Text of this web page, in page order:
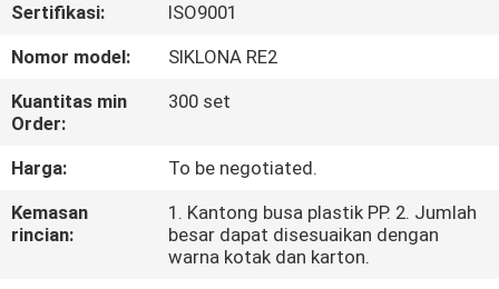
KAMI
TUR
PABRIK
KONTROL
KUALITAS
Sertifikasi:
ISO9001
Nomor model:
SIKLONA RE2
Kuantitas min
Order:
300 set
Harga:
To be negotiated.
Kemasan
rincian:
1. Kantong busa plastik PP. 2. Jumlah
besar dapat disesuaikan dengan
warna kotak dan karton.